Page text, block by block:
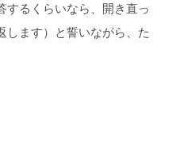
するくらいなら、開き直っ
します）と誓いながら、た